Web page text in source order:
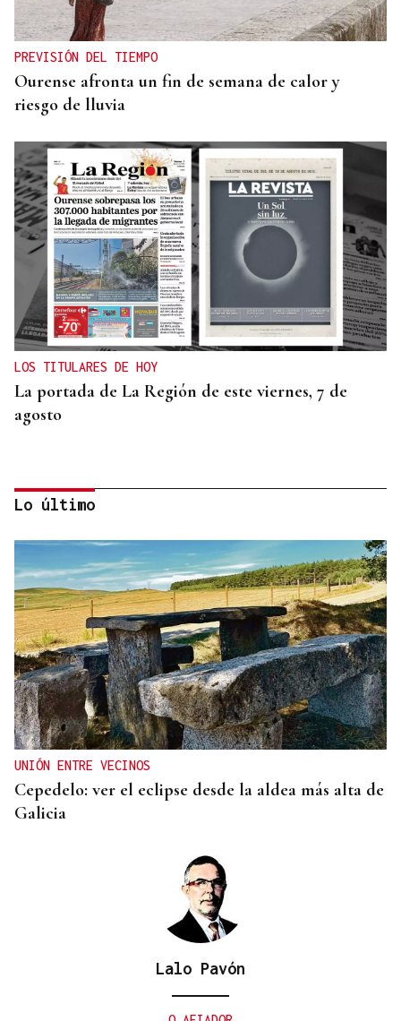
PREVISIÓN DEL TIEMPO
Ourense afronta un fin de semana de calor y
riesgo de lluvia
LOS TITULARES DE HOY
La portada de La Región de este viernes, 7 de
agosto
COLABORACIÓN POLICIAL
La A-52, a su paso por Ourense, escenario de la
huida frustrada a gran velocidad de un grupo
criminal
Lo último
UNIÓN ENTRE VECINOS
Cepedelo: ver el eclipse desde la aldea más alta de
Galicia
Lalo Pavón